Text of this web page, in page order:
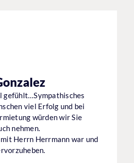
gefühlt…Sympathisches
viel Erfolg und bei
würden wir Sie
nehmen.
Herrn Herrmann war und